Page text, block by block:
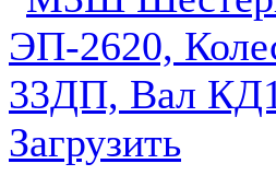
Загрузить